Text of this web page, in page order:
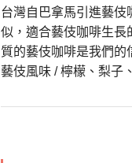
台灣自巴拿馬引進藝
似，適合藝伎咖啡生長
質的藝伎咖啡是我們的
藝伎風味 / 檸檬、梨子